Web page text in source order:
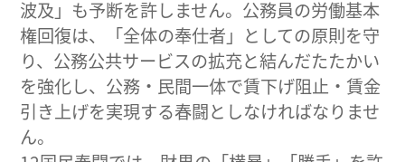
波及」も予断を許しません。公務員の労働基本
権回復は、「全体の奉仕者」としての原則を守
り、公務公共サービスの拡充と結んだたたかい
を強化し、公務・民間一体で賃下げ阻止・賃金
引き上げを実現する春闘としなければなりませ
ん。